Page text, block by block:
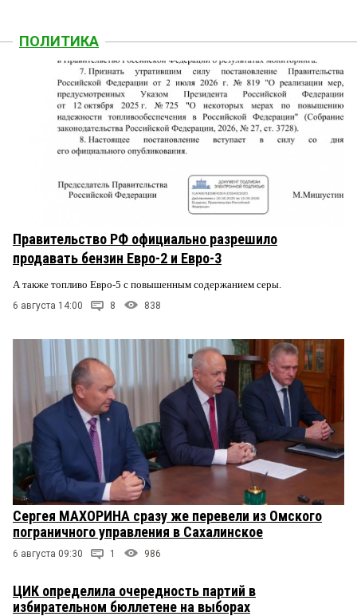
ПОЛИТИКА
Правительство РФ официально разрешило
продавать бензин Евро-2 и Евро-3
А также топливо Евро-5 с повышенным содержанием серы.
6 августа 14:00 8 838
Сергея МАХОРИНА сразу же перевели из Омского
пограничного управления в Сахалинское
6 августа 09:30 1 986
ЦИК определила очередность партий в
избирательном бюллетене на выборах